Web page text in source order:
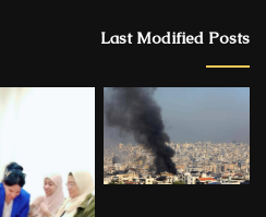
Last Modified Posts